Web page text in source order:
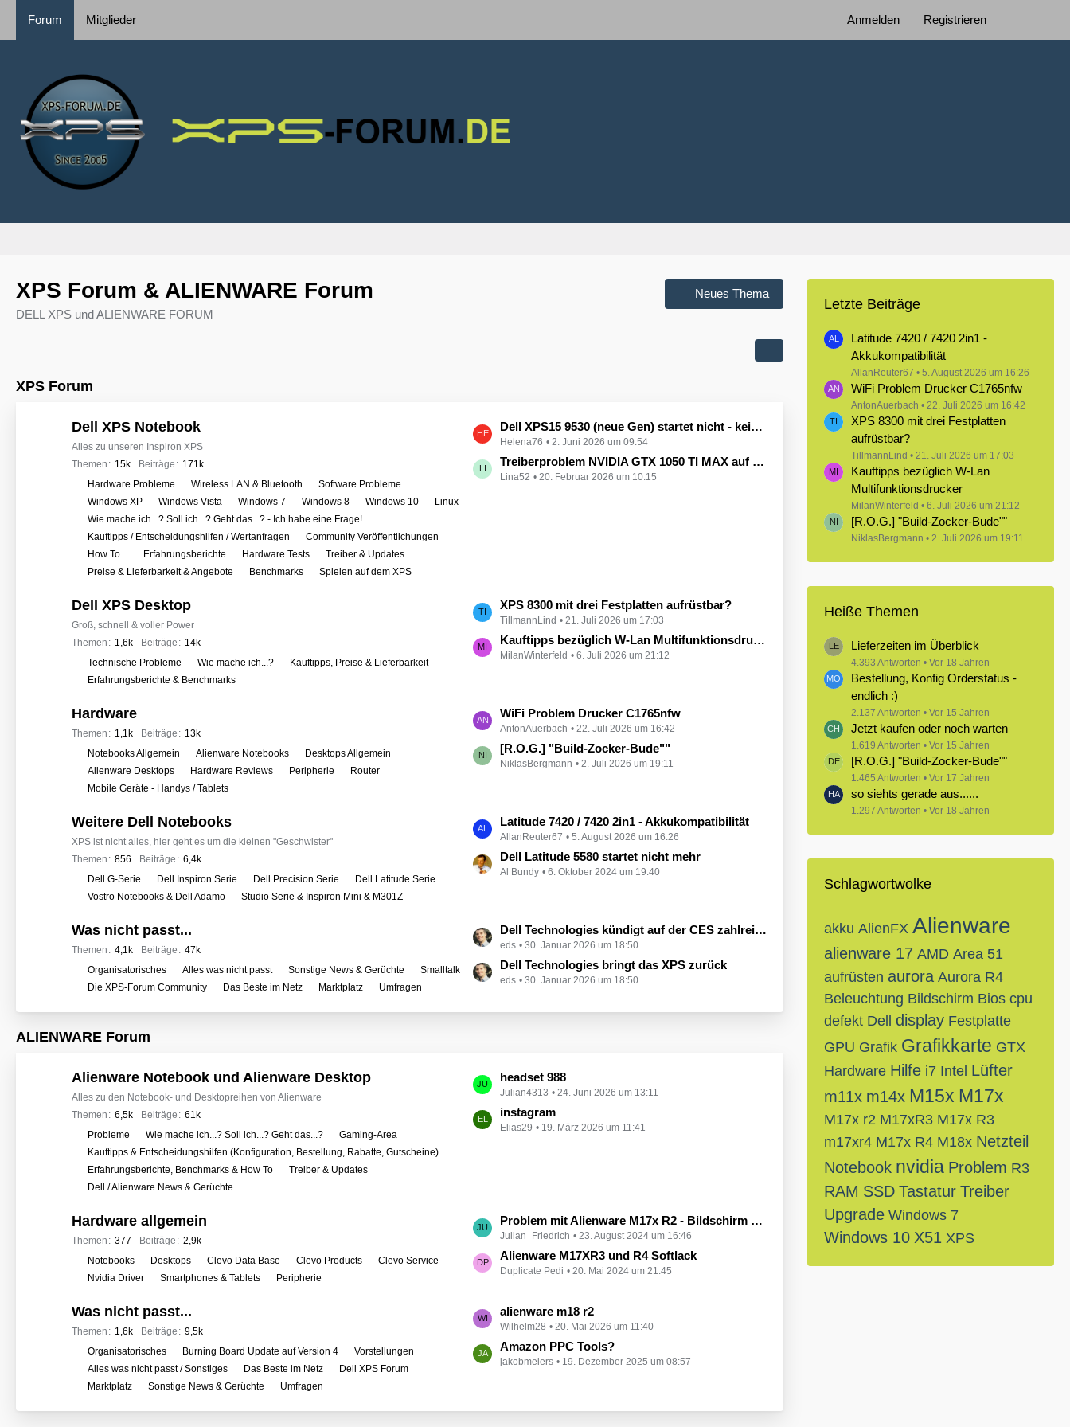
Forum Mitglieder Anmelden Registrieren
XPS Forum & ALIENWARE Forum
DELL XPS und ALIENWARE FORUM
Neues Thema
XPS Forum
Dell XPS Notebook
Alles zu unseren Inspiron XPS
Themen
15k Beiträge 171k
L
e
t
z
r
ä
g
e
Dell XPS15 9530 (neue Gen) startet nicht - kein booten, kein Licht - nichts tut sich - hat jemand eine Idee wie man ihn zum Leben erwecken könnte?
Helena76 2. Juni 2026 um 09:54
Treiberproblem NVIDIA GTX 1050 TI MAX auf XPS 9570 Windows 11
Lina52 20. Februar 2026 um 10:15
r
e
n
Hardware Probleme Wireless LAN & Bluetooth
Software Probleme
Windows XP
Windows Vista Windows 7 Windows 8 Windows 10
Linux
Wie mache ich...? Soll ich...? Geht das...? - Ich habe eine Frage!
Kauftipps / Entscheidungshilfen / Wertanfragen
Community Veröffentlichungen
How To...
Erfahrungsberichte Hardware Tests
Treiber & Updates
Preise & Lieferbarkeit & Angebote
Benchmarks Spielen auf dem XPS
Dell XPS Desktop
Groß, schnell & voller Power
Themen
1,6k Beiträge 14k
L
e
t
z
B
e
t
e
XPS 8300 mit drei Festplatten aufrüstbar?
TillmannLind 21. Juli 2026 um 17:03
Kauftipps bezüglich W-Lan Multifunktionsdrucker
MilanWinterfeld 6. Juli 2026 um 21:12
e
r
n
Technische Probleme Wie mache ich...?
Kauftipps, Preise & Lieferbarkeit
Erfahrungsberichte & Benchmarks
Hardware
Themen 1,1k Beiträge 13k
L
e
t
z
B
e
t
e
WiFi Problem Drucker C1765nfw
AntonAuerbach 22. Juli 2026 um 16:42
[R.O.G.] "Build-Zocker-Bude""
NiklasBergmann 2. Juli 2026 um 19:11
r
f
o
Notebooks Allgemein Alienware Notebooks
Desktops Allgemein
Alienware Desktops
Hardware Reviews Peripherie
Router
Mobile Geräte - Handys / Tablets
Weitere Dell Notebooks
XPS ist nicht alles, hier geht es um die kleinen "Geschwister"
Themen
856 Beiträge 6,4k
L
e
t
z
B
e
t
ä
Latitude 7420 / 7420 2in1 - Akkukompatibilität
AllanReuter67 5. August 2026 um 16:26
Dell Latitude 5580 startet nicht mehr
Al Bundy 6. Oktober 2024 um 19:40
e
r
n
Dell G-Serie Dell Inspiron Serie Dell Precision Serie
Dell Latitude Serie
Vostro Notebooks & Dell Adamo
Studio Serie & Inspiron Mini & M301Z
Was nicht passt...
Themen 4,1k Beiträge 47k
L
e
t
z
t
ä
Dell Technologies kündigt auf der CES zahlreiche Alienware-Neuheiten an
eds 30. Januar 2026 um 18:50
Dell Technologies bringt das XPS zurück
eds 30. Januar 2026 um 18:50
r
o
r
e
Organisatorisches Alles was nicht passt Sonstige News & Gerüchte
Smalltalk
Die XPS-Forum Community
Das Beste im Netz Marktplatz Umfragen
ALIENWARE Forum
Alienware Notebook und Alienware Desktop
Alles zu den Notebook- und Desktopreihen von Alienware
Themen
6,5k Beiträge 61k
L
e
t
z
t
r
ä
headset 988
Julian4313 24. Juni 2026 um 13:11
instagram
Elias29 19. März 2026 um 11:41
f
o
Probleme Wie mache ich...? Soll ich...? Geht das...?
Gaming-Area
Kauftipps & Entscheidungshilfen (Konfiguration, Bestellung, Rabatte, Gutscheine)
Erfahrungsberichte, Benchmarks & How To
Treiber & Updates
Dell / Alienware News & Gerüchte
Hardware allgemein
Themen 377 Beiträge 2,9k
L
e
t
z
e
B
e
i
ä
Problem mit Alienware M17x R2 - Bildschirm bleibt schwarz beim Start
Julian_Friedrich 23. August 2024 um 16:46
Alienware M17XR3 und R4 Softlack
Duplicate Pedi 20. Mai 2024 um 21:45
e
r
Notebooks Desktops Clevo Data Base Clevo Products
Clevo Service
Nvidia Driver
Smartphones & Tablets Peripherie
Was nicht passt...
Themen 1,6k Beiträge 9,5k
L
e
t
z
alienware m18 r2
Wilhelm28 20. Mai 2026 um 11:40
Amazon PPC Tools?
jakobmeiers 19. Dezember 2025 um 08:57
Organisatorisches Burning Board Update auf Version 4
Vorstellungen
Alles was nicht passt / Sonstiges
Das Beste im Netz
Dell XPS Forum
Marktplatz
Sonstige News & Gerüchte Umfragen
Letzte Beiträge
Latitude 7420 / 7420 2in1 -
Akkukompatibilität
AllanReuter67 5. August 2026 um 16:26
WiFi Problem Drucker C1765nfw
AntonAuerbach 22. Juli 2026 um 16:42
XPS 8300 mit drei Festplatten
aufrüstbar?
TillmannLind 21. Juli 2026 um 17:03
Kauftipps bezüglich W-Lan
Multifunktionsdrucker
MilanWinterfeld 6. Juli 2026 um 21:12
[R.O.G.] "Build-Zocker-Bude""
NiklasBergmann 2. Juli 2026 um 19:11
Heiße Themen
Lieferzeiten im Überblick
4.393 Antworten Vor 18 Jahren
Bestellung, Konfig Orderstatus -
endlich :)
2.137 Antworten Vor 15 Jahren
Jetzt kaufen oder noch warten
1.619 Antworten Vor 15 Jahren
[R.O.G.] "Build-Zocker-Bude""
1.465 Antworten Vor 17 Jahren
so siehts gerade aus......
1.297 Antworten Vor 18 Jahren
Schlagwortwolke
akku AlienFX Alienware
alienware 17 AMD Area 51
aufrüsten aurora Aurora R4
Beleuchtung Bildschirm Bios cpu
defekt Dell display Festplatte
GPU Grafik Grafikkarte GTX
Hardware Hilfe i7 Intel Lüfter
m11x m14x M15x M17x
M17x r2 M17xR3 M17x R3
m17xr4 M17x R4 M18x Netzteil
Notebook nvidia Problem R3
RAM SSD Tastatur Treiber
Upgrade Windows 7
Windows 10 X51 XPS